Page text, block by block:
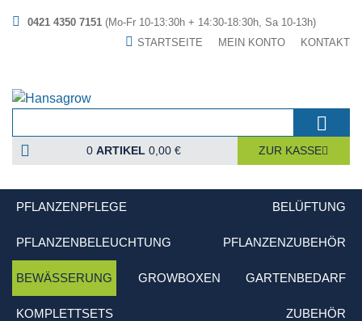
0421 4350 7151 (Mo-Fr 10-13:30h + 14:30-18:30h, Sa 10-13h)
STARTSEITE
MEIN KONTO KONTAKT
0 ARTIKEL 0,00 € ZUR KASSE
PFLANZENPFLEGE BELÜFTUNG
PFLANZENBELEUCHTUNG PFLANZENZUBEHÖR
BEWÄSSERUNG GROWBOXEN GARTENBEDARF
KOMPLETTSETS ZUBEHÖR